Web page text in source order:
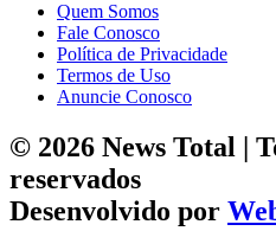
Quem Somos
Fale Conosco
Política de Privacidade
Termos de Uso
Anuncie Conosco
© 2026 News Total |
reservados
Desenvolvido por